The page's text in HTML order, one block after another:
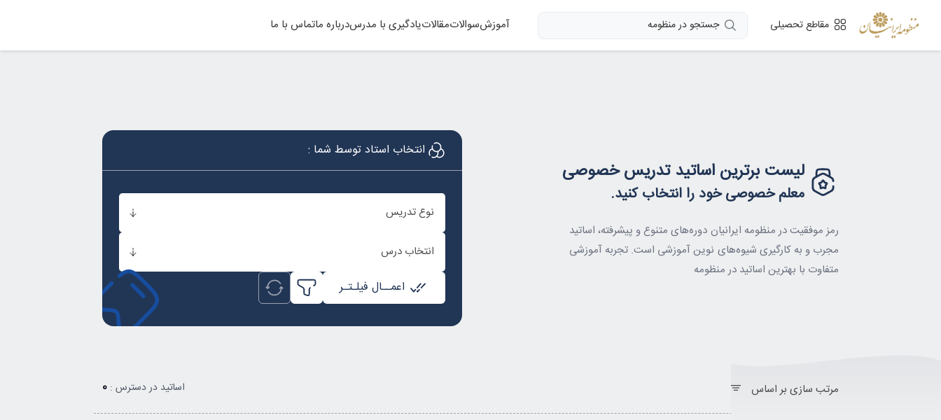
مقاطع تحصیلی جستجو در منظومه آموزشسوالاتمقالاتیادگیری با مدرسدرباره ماتماس با ما
لیست برترین اساتید تدریس خصوصی
معلم خصوصی خود را انتخاب کنید.
رمز موفقیت در منظومه ایرانیان دوره‌های متنوع و پیشرفته، اساتید
مجرب و به کارگیری شیوه‌های نوین آموزشی است. تجربه آموزشی
متفاوت با بهترین اساتید در منظومه
انتخاب استاد توسط شما :
نوع تدریس
انتخاب درس
اعمــال فیلـتـر
مرتب سازی بر اساس اساتید در دسترس : 0